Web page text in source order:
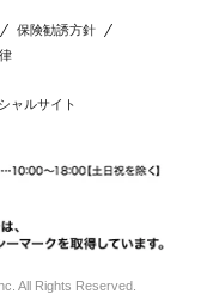
保険勧誘方針
ャルサイト
All Rights Reserved.